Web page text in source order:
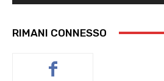
RIMANI CONNESSO